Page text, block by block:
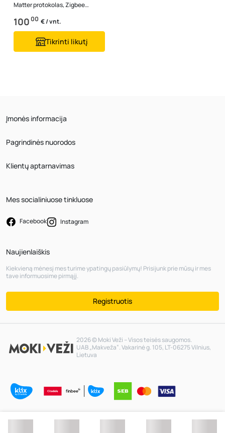
Matter protokolas, Zigbee
protokolas, 5V 2A , TF atminties
ko...
10000 € / vnt.
Tikrinti likutį
Įmonės informacija
Pagrindinės nuorodos
Klientų aptarnavimas
Mes socialiniuose tinkluose
Facebook Instagram
Naujienlaiškis
Kiekvieną mėnesį mes turime ypatingų pasiūlymų! Prisijunk prie mūsų ir mes
tave informuosime pirmąjį.
Registruotis
2026 © Moki Veži – Visos teisės saugomos.
UAB „Makveža“. Vakarinė g. 105, LT-06275 Vilnius,
Lietuva